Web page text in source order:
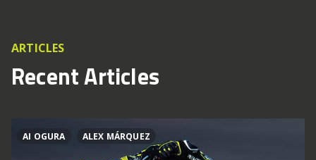
ARTICLES
Recent Articles
AI OGURA ALEX MÁRQUEZ